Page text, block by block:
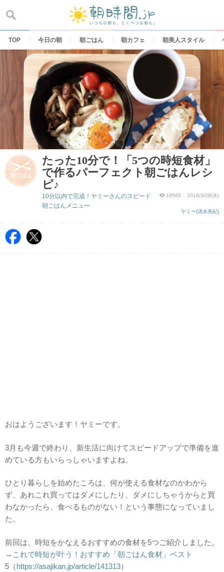
content
TOP 今日の朝 朝ごはん 朝カフェ 朝美人スタイル
たった10分で！「5つの時短食材」
で作るパーフェクト朝ごはんレシ
ピ♪
19565 2018/3/28(水)
ヤミー(清水美紀)
10分以内で完成！ヤミーさんのスピード
朝ごはんメニュー
おはようございます！ヤミーです。
3月も今週で終わり、新生活に向けてスピードアップで準備を進
めている方もいらっしゃいますよね。
ひとり暮らしを始めたころは、何が使える食材なのかわから
ず、あれこれ買ってはダメにしたり、ダメにしちゃうからと買
わなかったら、食べるものがない！という事態になっていまし
た。
前回は、時短をかなえるおすすめの食材を5つご紹介しました。
→ これで時短が叶う！おすすめ「朝ごはん食材」ベスト
5（https://asajikan.jp/article/141313）